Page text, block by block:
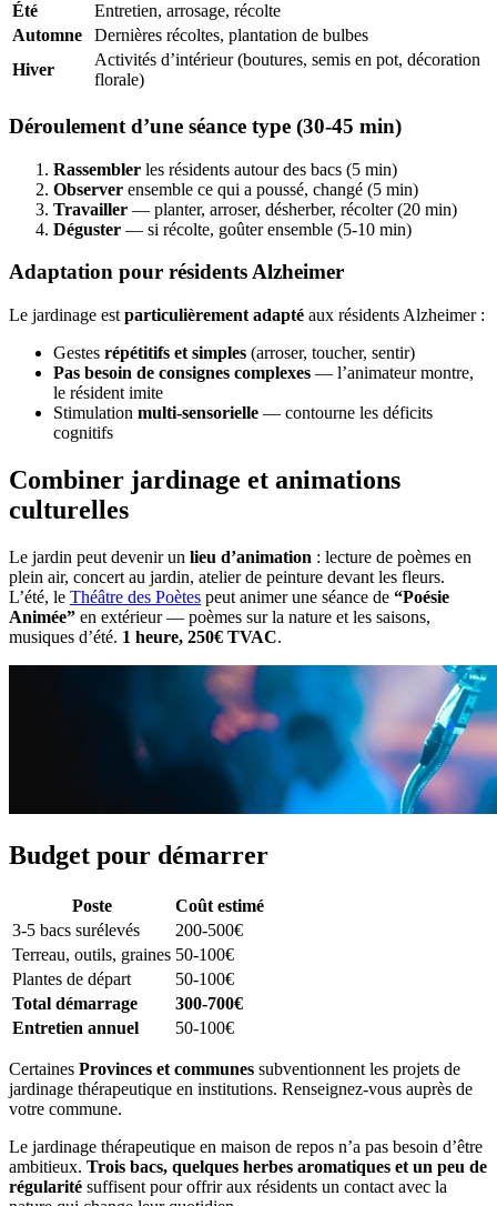
Été
Entretien, arrosage, récolte
Automne
Dernières récoltes, plantation de bulbes
Hiver
Activités d’intérieur (boutures, semis en pot, décoration
florale)
Déroulement d’une séance type (30-45 min)
Rassembler les résidents autour des bacs (5 min)
Observer ensemble ce qui a poussé, changé (5 min)
Travailler — planter, arroser, désherber, récolter (20 min)
Déguster — si récolte, goûter ensemble (5-10 min)
Adaptation pour résidents Alzheimer
Le jardinage est particulièrement adapté aux résidents Alzheimer :
Gestes répétitifs et simples (arroser, toucher, sentir)
Pas besoin de consignes complexes — l’animateur montre,
le résident imite
Stimulation multi-sensorielle — contourne les déficits
cognitifs
Combiner jardinage et animations
culturelles
Le jardin peut devenir un lieu d’animation : lecture de poèmes en
plein air, concert au jardin, atelier de peinture devant les fleurs.
L’été, le Théâtre des Poètes peut animer une séance de “Poésie
Animée” en extérieur — poèmes sur la nature et les saisons,
musiques d’été. 1 heure, 250€ TVAC.
Budget pour démarrer
Poste
Coût estimé
3-5 bacs surélevés
200-500€
Terreau, outils, graines 50-100€
Plantes de départ
50-100€
Total démarrage
300-700€
Entretien annuel
50-100€
Certaines Provinces et communes subventionnent les projets de
jardinage thérapeutique en institutions. Renseignez-vous auprès de
votre commune.
Le jardinage thérapeutique en maison de repos n’a pas besoin d’être
ambitieux. Trois bacs, quelques herbes aromatiques et un peu de
régularité suffisent pour offrir aux résidents un contact avec la